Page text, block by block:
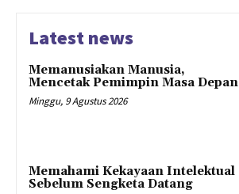
Latest news
Memanusiakan Manusia,
Mencetak Pemimpin Masa Depan
Minggu, 9 Agustus 2026
Memahami Kekayaan Intelektual
Sebelum Sengketa Datang